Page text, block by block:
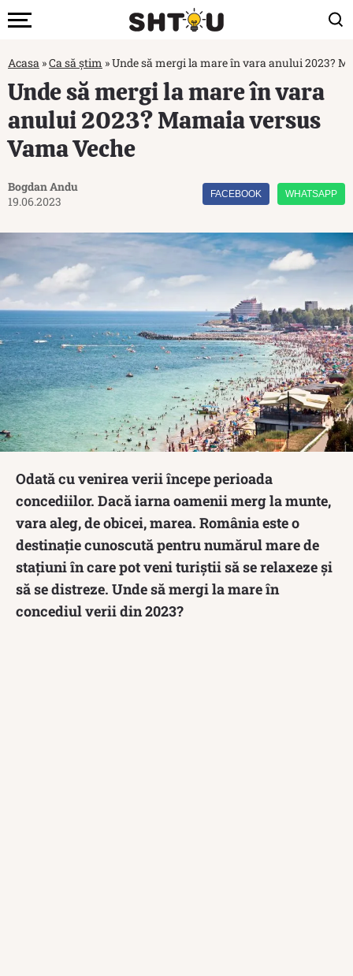
Acasa »Ca să știm »Unde să mergi la mare în vara anului 2023?
Unde să mergi la mare în vara
anului 2023? Mamaia versus
Vama Veche
Bogdan Andu
19.06.2023
FACEBOOK WHATSAPP
Odată cu venirea verii începe perioada
concediilor. Dacă iarna oamenii merg la munte,
vara aleg, de obicei, marea. România este o
destinație cunoscută pentru numărul mare de
stațiuni în care pot veni turiștii să se relaxeze și
să se distreze. Unde să mergi la mare în
concediul verii din 2023?